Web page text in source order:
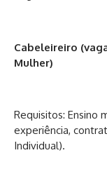
Cabeleireiro
Mulher)
Requisitos: Ensino
experiência,
Individual).